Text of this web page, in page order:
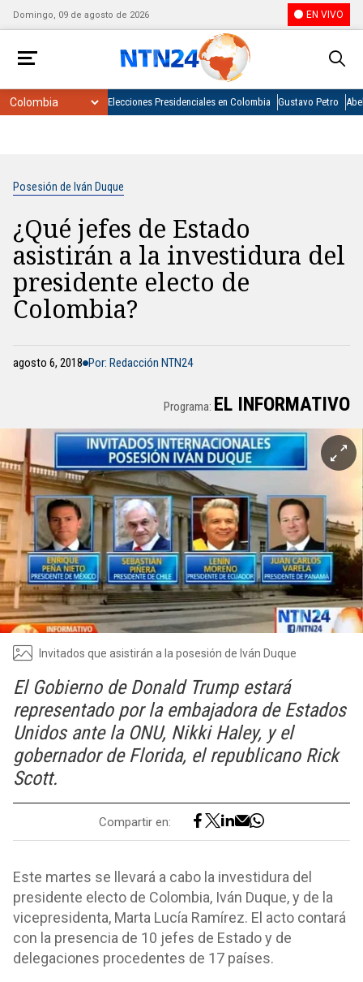
Domingo, 09 de agosto de 2026 EN VIVO
Elecciones Presidenciales en Colombia Gustavo Petro
Posesión de Iván Duque
¿Qué jefes de Estado
asistirán a la investidura del
presidente electo de
Colombia?
agosto 6, 2018 Por: Redacción NTN24
Programa: EL INFORMATIVO
Invitados que asistirán a la posesión de Iván Duque
El Gobierno de Donald Trump estará
representado por la embajadora de Estados
Unidos ante la ONU, Nikki Haley, y el
gobernador de Florida, el republicano Rick
Scott.
Compartir en:
Este martes se llevará a cabo la investidura del
presidente electo de Colombia, Iván Duque, y de la
vicepresidenta, Marta Lucía Ramírez. El acto contará
con la presencia de 10 jefes de Estado y de
delegaciones procedentes de 17 países.